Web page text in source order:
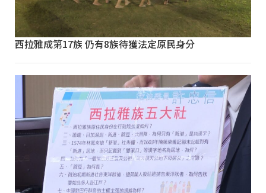
西拉雅成第17族 仍有8族待獲法定原民身分